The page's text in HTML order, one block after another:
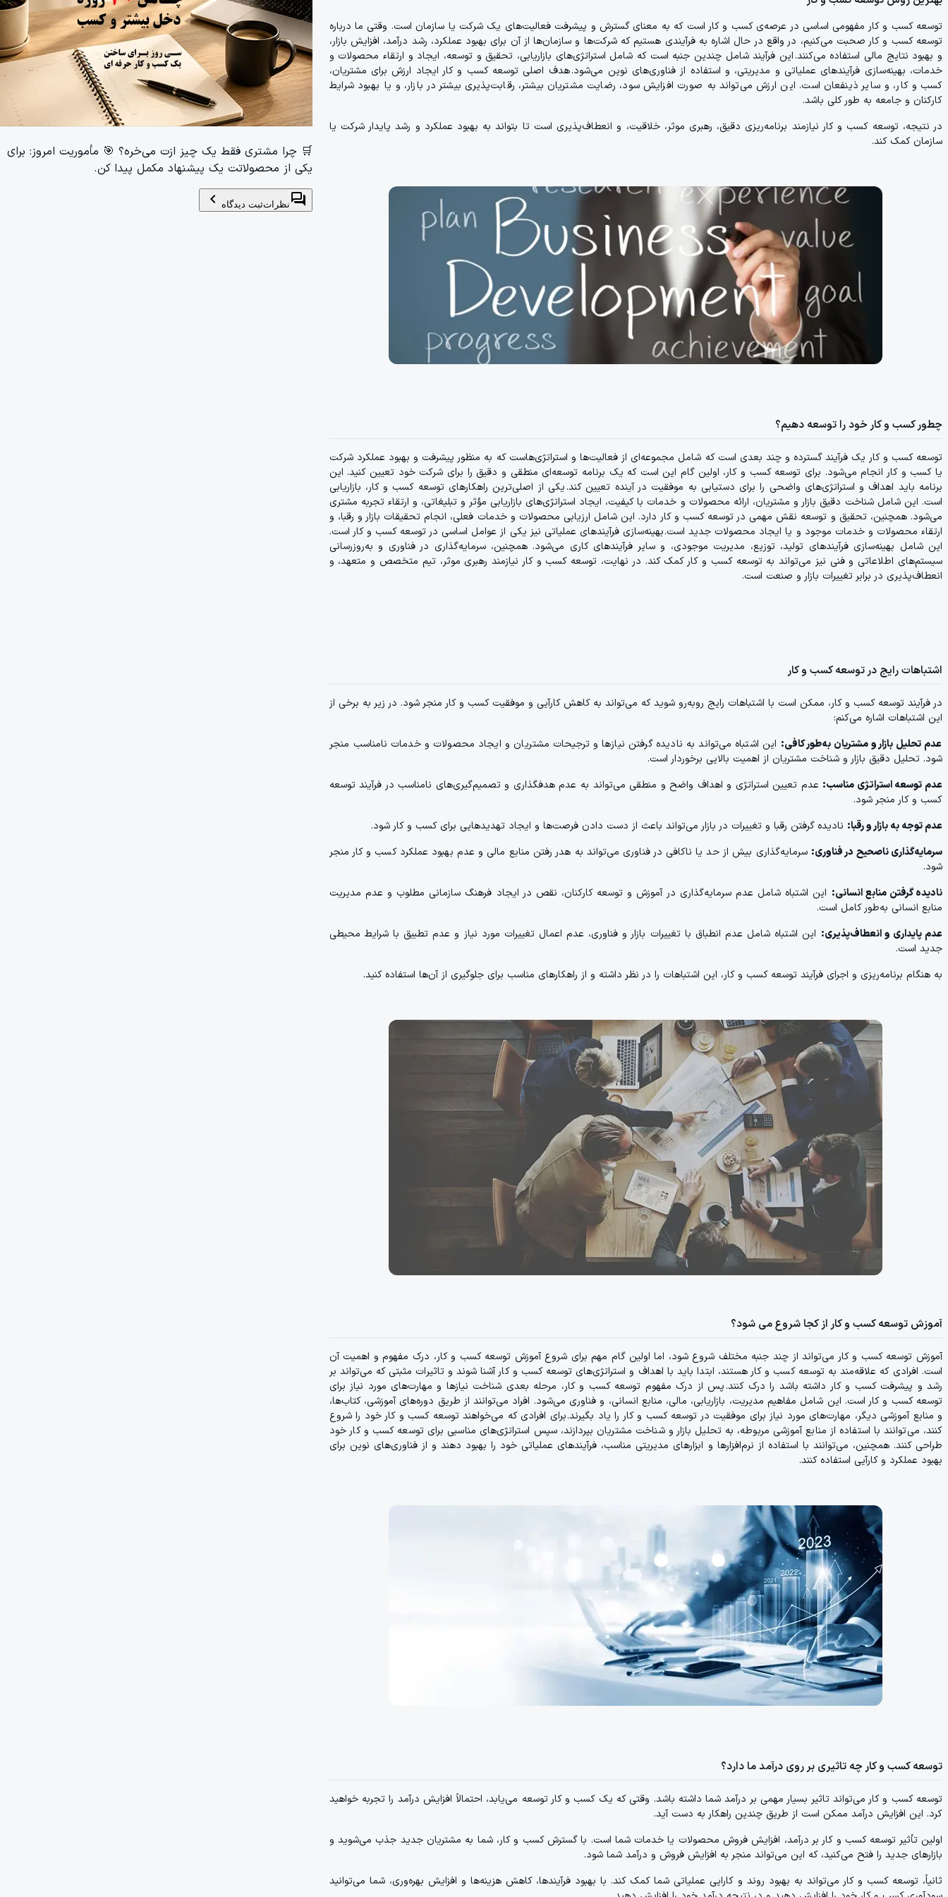
توسعه کسب و کار مفهومی اساسی در عرصه‌ی کسب و کار است که به معنای گسترش و پیشرفت فعالیت‌های یک شرکت یا سازمان است. وقتی ما درباره
توسعه کسب و کار صحبت می‌کنیم، در واقع در حال اشاره به فرآیندی هستیم که شرکت‌ها و سازمان‌ها از آن برای بهبود عملکرد، رشد درآمد، افزایش بازار،
و بهبود نتایج مالی استفاده می‌کنند. این فرآیند شامل چندین جنبه است که شامل استراتژی‌های بازاریابی، تحقیق و توسعه، ایجاد و ارتقاء محصولات و
خدمات، بهینه‌سازی فرآیندهای عملیاتی و مدیریتی، و استفاده از فناوری‌های نوین می‌شود. هدف اصلی توسعه کسب و کار ایجاد ارزش برای مشتریان،
کسب و کار، و سایر ذینفعان است. این ارزش می‌تواند به صورت افزایش سود، رضایت مشتریان بیشتر، رقابت‌پذیری بیشتر در بازار، و یا بهبود شرایط
کارکنان و جامعه به طور کلی باشد.
در نتیجه، توسعه کسب و کار نیازمند برنامه‌ریزی دقیق، رهبری موثر، خلاقیت، و انعطاف‌پذیری است تا بتواند به بهبود عملکرد و رشد پایدار شرکت یا
سازمان کمک کند.
چطور کسب و کار خود را توسعه دهیم؟
توسعه کسب و کار یک فرآیند گسترده و چند بعدی است که شامل مجموعه‌ای از فعالیت‌ها و استراتژی‌هاست که به منظور پیشرفت و بهبود عملکرد شرکت
یا کسب و کار انجام می‌شود. برای توسعه کسب و کار، اولین گام این است که یک برنامه توسعه‌ای منطقی و دقیق را برای شرکت خود تعیین کنید. این
برنامه باید اهداف و استراتژی‌های واضحی را برای دستیابی به موفقیت در آینده تعیین کند. یکی از اصلی‌ترین راهکارهای توسعه کسب و کار، بازاریابی
است. این شامل شناخت دقیق بازار و مشتریان، ارائه محصولات و خدمات با کیفیت، ایجاد استراتژی‌های بازاریابی مؤثر و تبلیغاتی، و ارتقاء تجربه مشتری
می‌شود. همچنین، تحقیق و توسعه نقش مهمی در توسعه کسب و کار دارد. این شامل ارزیابی محصولات و خدمات فعلی، انجام تحقیقات بازار و رقبا، و
ارتقاء محصولات و خدمات موجود و یا ایجاد محصولات جدید است. بهینه‌سازی فرآیندهای عملیاتی نیز یکی از عوامل اساسی در توسعه کسب و کار است.
این شامل بهینه‌سازی فرآیندهای تولید، توزیع، مدیریت موجودی، و سایر فرآیندهای کاری می‌شود. همچنین، سرمایه‌گذاری در فناوری و به‌روزرسانی
سیستم‌های اطلاعاتی و فنی نیز می‌تواند به توسعه کسب و کار کمک کند. در نهایت، توسعه کسب و کار نیازمند رهبری موثر، تیم متخصص و متعهد، و
انعطاف‌پذیری در برابر تغییرات بازار و صنعت است.
اشتباهات رایج در توسعه کسب و کار
در فرآیند توسعه کسب و کار، ممکن است با اشتباهات رایج روبه‌رو شوید که می‌تواند به کاهش کارآیی و موفقیت کسب و کار منجر شود. در زیر به برخی از
این اشتباهات اشاره می‌کنم:
عدم تحلیل بازار و مشتریان به‌طور کافی: این اشتباه می‌تواند به نادیده گرفتن نیازها و ترجیحات مشتریان و ایجاد محصولات و خدمات نامناسب منجر
شود. تحلیل دقیق بازار و شناخت مشتریان از اهمیت بالایی برخوردار است.
عدم توسعه استراتژی مناسب: عدم تعیین استراتژی و اهداف واضح و منطقی می‌تواند به عدم هدفگذاری و تصمیم‌گیری‌های نامناسب در فرآیند توسعه
کسب و کار منجر شود.
عدم توجه به بازار و رقبا: نادیده گرفتن رقبا و تغییرات در بازار می‌تواند باعث از دست دادن فرصت‌ها و ایجاد تهدیدهایی برای کسب و کار شود.
سرمایه‌گذاری ناصحیح در فناوری: سرمایه‌گذاری بیش از حد یا ناکافی در فناوری می‌تواند به هدر رفتن منابع مالی و عدم بهبود عملکرد کسب و کار منجر
شود.
نادیده گرفتن منابع انسانی: این اشتباه شامل عدم سرمایه‌گذاری در آموزش و توسعه کارکنان، نقص در ایجاد فرهنگ سازمانی مطلوب و عدم مدیریت
منابع انسانی به‌طور کامل است.
عدم پایداری و انعطاف‌پذیری: این اشتباه شامل عدم انطباق با تغییرات بازار و فناوری، عدم اعمال تغییرات مورد نیاز و عدم تطبیق با شرایط محیطی
جدید است.
به هنگام برنامه‌ریزی و اجرای فرآیند توسعه کسب و کار، این اشتباهات را در نظر داشته و از راهکارهای مناسب برای جلوگیری از آن‌ها استفاده کنید.
آموزش توسعه کسب و کار از کجا شروع می شود؟
آموزش توسعه کسب و کار می‌تواند از چند جنبه مختلف شروع شود، اما اولین گام مهم برای شروع آموزش توسعه کسب و کار، درک مفهوم و اهمیت آن
است. افرادی که علاقه‌مند به توسعه کسب و کار هستند، ابتدا باید با اهداف و استراتژی‌های توسعه کسب و کار آشنا شوند و تاثیرات مثبتی که می‌تواند بر
رشد و پیشرفت کسب و کار داشته باشد را درک کنند. پس از درک مفهوم توسعه کسب و کار، مرحله بعدی شناخت نیازها و مهارت‌های مورد نیاز برای
توسعه کسب و کار است. این شامل مفاهیم مدیریت، بازاریابی، مالی، منابع انسانی، و فناوری می‌شود. افراد می‌توانند از طریق دوره‌های آموزشی، کتاب‌ها،
و منابع آموزشی دیگر، مهارت‌های مورد نیاز برای موفقیت در توسعه کسب و کار را یاد بگیرند. برای افرادی که می‌خواهند توسعه کسب و کار خود را شروع
کنند، می‌توانند با استفاده از منابع آموزشی مربوطه، به تحلیل بازار و شناخت مشتریان بپردازند، سپس استراتژی‌های مناسبی برای توسعه کسب و کار خود
طراحی کنند. همچنین، می‌توانند با استفاده از نرم‌افزارها و ابزارهای مدیریتی مناسب، فرآیندهای عملیاتی خود را بهبود دهند و از فناوری‌های نوین برای
بهبود عملکرد و کارآیی استفاده کنند.
توسعه کسب و کار چه تاثیری بر روی درآمد ما دارد؟
توسعه کسب و کار می‌تواند تاثیر بسیار مهمی بر درآمد شما داشته باشد. وقتی که یک کسب و کار توسعه می‌یابد، احتمالاً افزایش درآمد را تجربه خواهید
کرد. این افزایش درآمد ممکن است از طریق چندین راهکار به دست آید.
اولین تأثیر توسعه کسب و کار بر درآمد، افزایش فروش محصولات یا خدمات شما است. با گسترش کسب و کار، شما به مشتریان جدید جذب می‌شوید و
بازارهای جدید را فتح می‌کنید، که این می‌تواند منجر به افزایش فروش و درآمد شما شود.
ثانیاً، توسعه کسب و کار می‌تواند به بهبود روند و کارایی عملیاتی شما کمک کند. با بهبود فرآیندها، کاهش هزینه‌ها و افزایش بهره‌وری، شما می‌توانید
🛒 چرا مشتری فقط یک چیز ازت می‌خره؟ 🎯 مأموریت امروز: برای
یکی از محصولاتت یک پیشنهاد مکمل پیدا کن.
forum نظراتثبت دیدگاه chevron_left